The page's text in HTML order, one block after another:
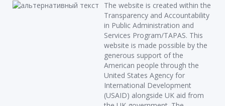
The website is created within the
Transparency and Accountability
in Public Administration and
Services Program/TAPAS. This
website is made possible by the
generous support of the
American people through the
United States Agency for
International Development
(USAID) alongside UK aid from